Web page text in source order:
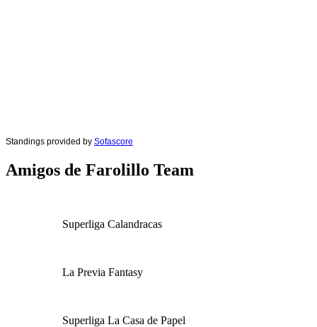
Standings provided by Sofascore
Amigos de Farolillo Team
Superliga Calandracas
La Previa Fantasy
Superliga La Casa de Papel